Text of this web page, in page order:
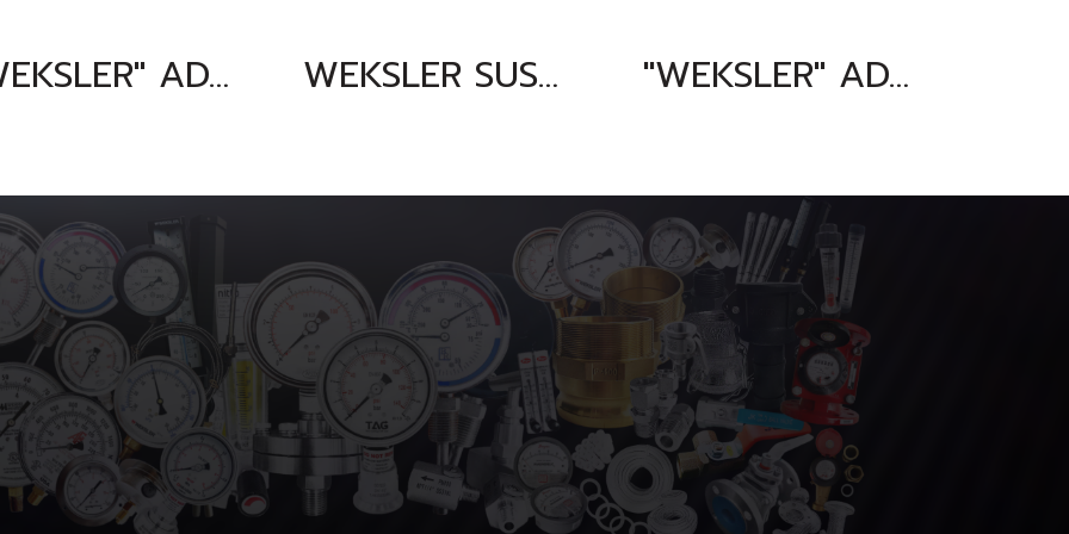
"WEKSLER" ADJUSTABLE ANGLE THERMOMETER MODEL : A935AD4 30-180 F&C WEKSLER SUS304 THERMOWELL G6E3D2 & G6E3D2B "WEKSLER" ADJUSTABLE ANGLE THERMOMETER MODEL : A935AD5 30-240 F&C